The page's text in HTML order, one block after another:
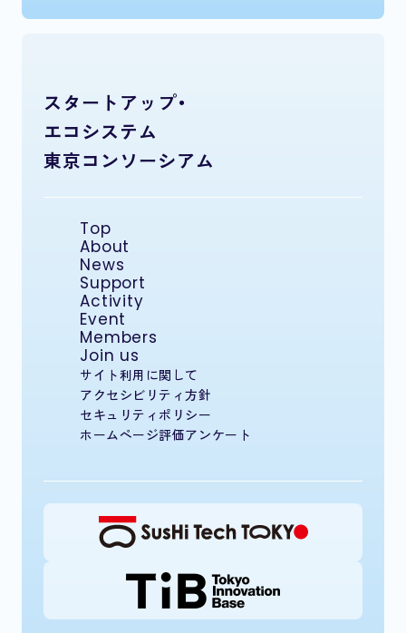
スタートアップ・
エコシステム
東京コンソーシアム
Top
About
News
Support
Activity
Event
Members
Join us
サイト利用に関して
アクセシビリティ方針
セキュリティポリシー
ホームページ評価アンケート